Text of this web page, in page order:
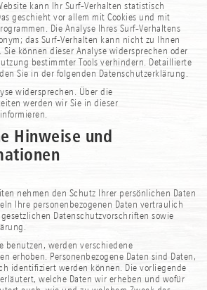
kann Ihr Surf-Verhalten statistisch
geschieht vor allem mit Cookies und mit
Die Analyse Ihres Surf-Verhaltens
das Surf-Verhalten kann nicht zu Ihnen
können dieser Analyse widersprechen oder
bestimmter Tools verhindern. Detaillierte
Sie in der folgenden Datenschutzerklärung.
widersprechen. Über die
werden wir Sie in dieser
Hinweise und
nehmen den Schutz Ihrer persönlichen Daten
Ihre personenbezogenen Daten vertraulich
Datenschutzvorschriften sowie
benutzen, werden verschiedene
erhoben. Personenbezogene Daten sind Daten,
identifiziert werden können. Die vorliegende
welche Daten wir erheben und wofür